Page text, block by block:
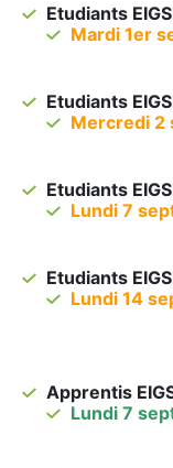
Etudiants
Mardi 1er
Etudiants
Mercredi 2
Etudiants
Lundi 7
Etudiants
Lundi 14
Apprentis
Lundi 7